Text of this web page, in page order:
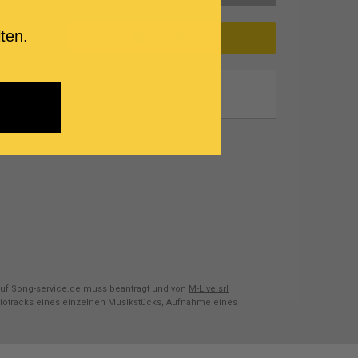
Song-service.de muss beantragt und von M-Live srl
eines einzelnen Musikstücks, Aufnahme eines